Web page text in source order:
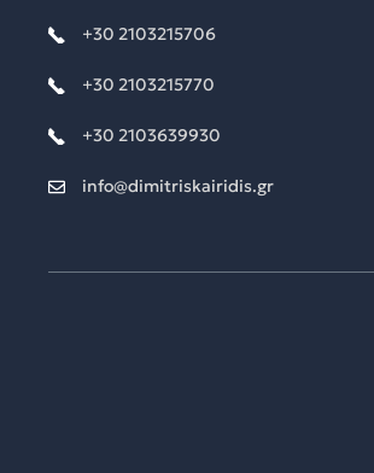
+30 2103215706
+30 2103215770
+30 2103639930
info@dimitriskairidis.gr